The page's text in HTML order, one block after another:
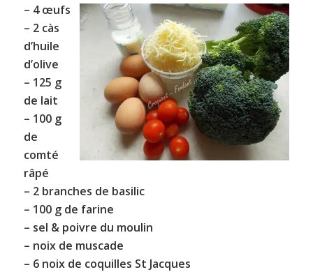
– 4 œufs
– 2 càs
d’huile
d’olive
– 125 g
de lait
– 100 g
de
comté
râpé
– 2 branches de basilic
– 100 g de farine
– sel & poivre du moulin
– noix de muscade
– 6 noix de coquilles St Jacques